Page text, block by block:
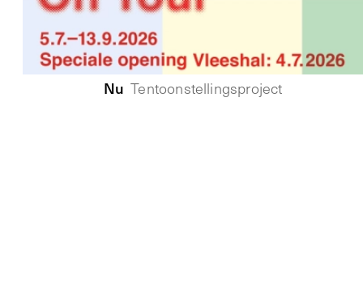
Nu Tentoonstellingsproject